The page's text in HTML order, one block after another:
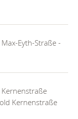
Eyth-Straße -
Kernenstraße